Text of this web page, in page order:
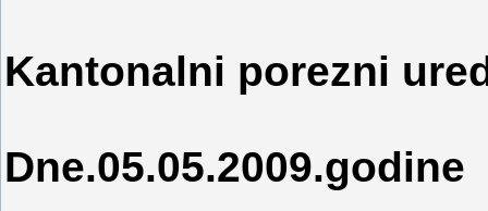
Kantonalni porezni
Dne.05.05.2009.godine